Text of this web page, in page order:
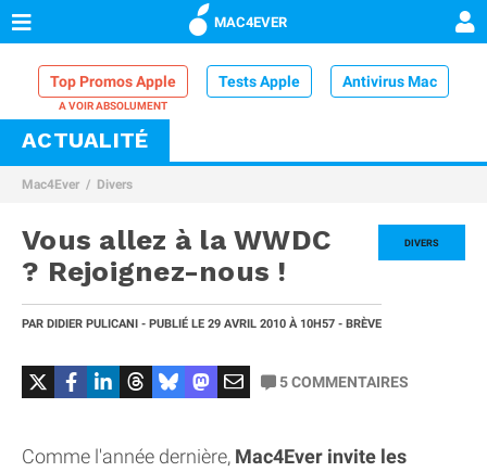
MAC4EVER
Top Promos Apple Tests Apple Antivirus Mac
VPN Mac
Comparatif iPhone
ACTUALITÉ
Mac4Ever Divers
DIVERS
Vous allez à la WWDC
? Rejoignez-nous !
PAR DIDIER PULICANI - PUBLIÉ LE 29 AVRIL 2010 À 10H57 - BRÈVE
5COMMENTAIRES
Comme l'année dernière, Mac4Ever invite les